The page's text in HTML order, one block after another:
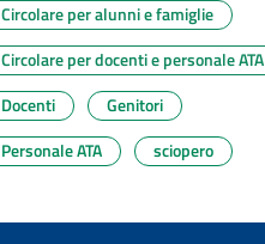
Circolare per alunni e famiglie
Circolare per docenti e personale ATA
Docenti
Genitori
Personale ATA
sciopero